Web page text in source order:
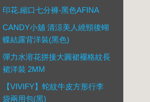
印花.縮口七分褲-黑色AFINA
CANDY小舖 清涼美人繞頸後蝴
蝶結露背洋裝(黑色)
彈力水溶花拼接大圓裙襬格紋長
裙洋裝 2MM
【VIVIFY】蛇紋牛皮方形行李
袋兩用包(黑)